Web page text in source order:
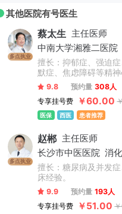
其他医院有号医生
多点执业
蔡太生 主任医师
中南大学湘雅二医院
擅长：抑郁症、强迫
默症、焦虑障碍等精神
9.8 预约量 308人
专享挂号费
￥60.00
医保 西医 患者推荐
多点执业
赵郴 主任医师
长沙市中医医院 消
擅长：糖尿病及并发
床经验。
9.9 预约量 193人
专享挂号费
￥51.00